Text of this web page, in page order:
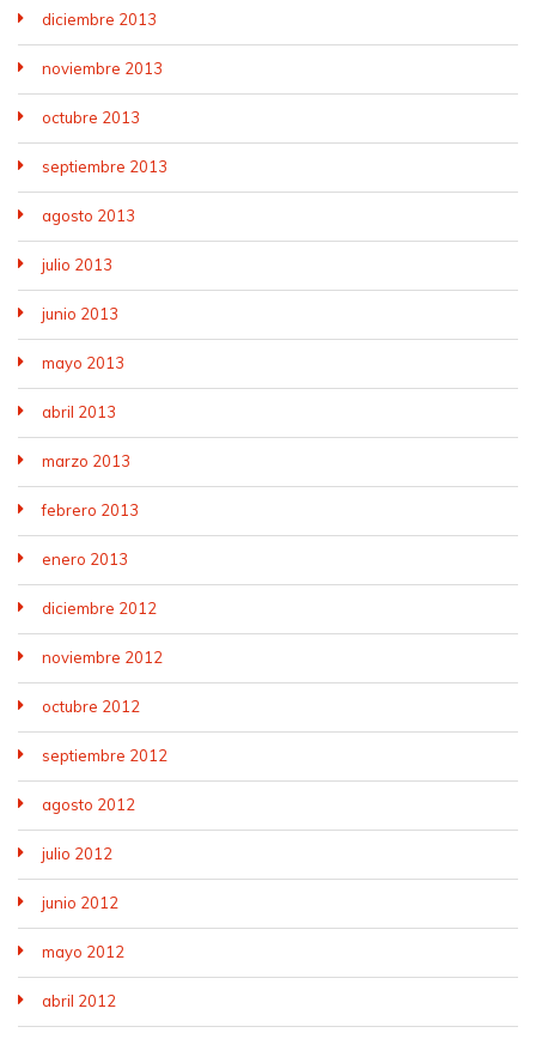
diciembre 2013
noviembre 2013
octubre 2013
septiembre 2013
agosto 2013
julio 2013
junio 2013
mayo 2013
abril 2013
marzo 2013
febrero 2013
enero 2013
diciembre 2012
noviembre 2012
octubre 2012
septiembre 2012
agosto 2012
julio 2012
junio 2012
mayo 2012
abril 2012